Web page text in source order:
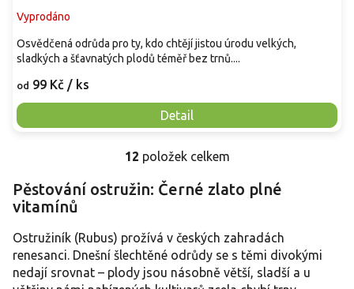
Vyprodáno
od 99 Kč / ks
Detail
Osvědčená odrůda pro ty, kdo chtějí jistou úrodu velkých,
sladkých a šťavnatých plodů téměř bez trnů....
O
l
a
c
í
p
12 položek celkem
Pěstování ostružin: Černé zlato plné
vitamínů
Ostružiník (Rubus) prožívá v českých zahradách
renesanci. Dnešní šlechtěné odrůdy se s těmi divokými
nedají srovnat – plody jsou násobně větší, sladší a u